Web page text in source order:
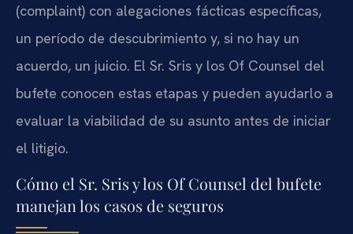
(complaint) con alegaciones fácticas específicas,
un período de descubrimiento y, si no hay un
acuerdo, un juicio. El Sr. Sris y los Of Counsel del
bufete conocen estas etapas y pueden ayudarlo a
evaluar la viabilidad de su asunto antes de iniciar
el litigio.
Cómo el Sr. Sris y los Of Counsel del bufete
manejan los casos de seguros